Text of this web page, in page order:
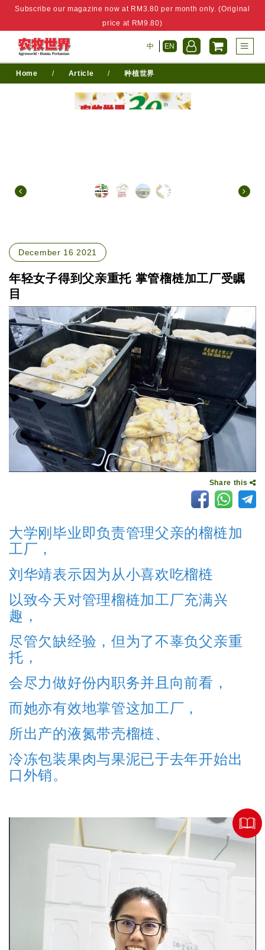
Subscribe our magazine now at RM3.80 per month only. (Original
price at RM9.80)
中 EN
Home / Article / 种植世界
December 16 2021
年轻女子得到父亲重托 掌管榴梿加工厂受瞩
目
Share this
大学刚毕业即负责管理父亲的榴梿加
工厂，
刘华靖表示因为从小喜欢吃榴梿
以致今天对管理榴梿加工厂充满兴
趣，
尽管欠缺经验，但为了不辜负父亲重
托，
会尽力做好份内职务并且向前看，
而她亦有效地掌管这加工厂，
所出产的液氮带壳榴梿、
冷冻包装果肉与果泥已于去年开始出
口外销。